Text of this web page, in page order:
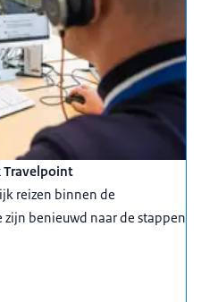
Travelpoint
reizen binnen de
zijn benieuwd naar de stappen